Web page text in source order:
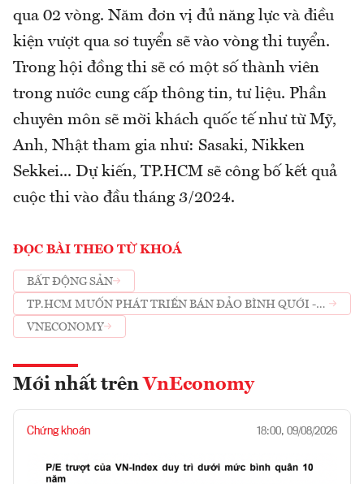
qua 02 vòng. Năm đơn vị đủ năng lực và điều
kiện vượt qua sơ tuyển sẽ vào vòng thi tuyển.
Trong hội đồng thi sẽ có một số thành viên
trong nước cung cấp thông tin, tư liệu. Phần
chuyên môn sẽ mời khách quốc tế như từ Mỹ,
Anh, Nhật tham gia như: Sasaki, Nikken
Sekkei... Dự kiến, TP.HCM sẽ công bố kết quả
cuộc thi vào đầu tháng 3/2024.
ĐỌC BÀI THEO TỪ KHOÁ
BẤT ĐỘNG SẢN
TP.HCM MUỐN PHÁT TRIỂN BÁN ĐẢO BÌNH QUỚI -
THANH ĐA THÀNH KHU ĐÔ THỊ HIỆN ĐẠI
VNECONOMY
Mới nhất trên VnEconomy
Chứng khoán 18:00, 09/08/2026